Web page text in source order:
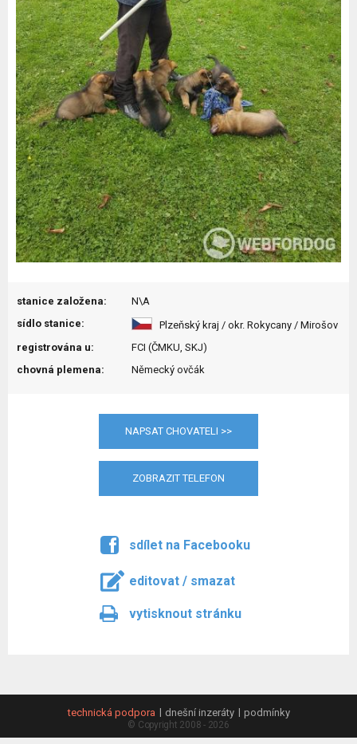
stanice založena:
N\A
sídlo stanice:
Plzeňský kraj / okr. Rokycany / Mirošov
registrována u:
FCI (ČMKU, SKJ)
chovná plemena:
Německý ovčák
NAPSAT CHOVATELI >>
ZOBRAZIT TELEFON
sdílet na Facebooku
editovat / smazat
vytisknout stránku
technická podpora dnešní inzeráty podmínky
© Copyright 2008 - 2026